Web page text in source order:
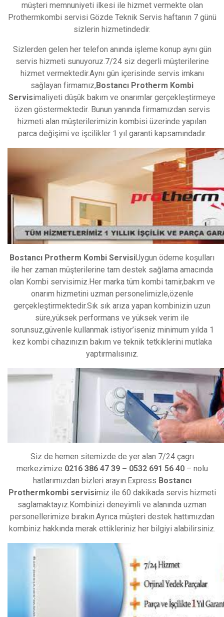
müşteri memnuniyeti ilkesi ile hizmet vermekte olan
Prothermkombi servisi Gözde Teknik Servis haftanın 7 günü
sizlerin hizmetindedir.
Sizlerden gelen her telefon anında işleme konup aynı gün
servis hizmeti sunuyoruz.7/24 siz degerli müşterilerine
hizmet vermektedir.Aynı gün içerisinde servis imkanı
sağlayan firmamız,Bostancı Protherm Kombi
Servisimaliyeti düşük bakım ve onarımlar gerçekleştirmeye
özen göstermektedir. Bunun yanında firmamızdan servis
hizmeti alan müşterilerimizin kombisi üzerinde yapılan
parca değişimi ve işcilikler 1 yıl garanti kapsamındadır.
Bostancı Protherm Kombi ServisiUygun ödeme koşulları
ile her zaman müşterilerine tam destek sağlama amacında
olan Kombi servisimiz.Her marka tüm kombi tamir,bakım ve
onarım hizmetini uzman personelimizle,özenle
gerçekleştirmektedir.Sık sık arıza yapan kombinizin uzun
süre,yüksek performans ve yüksek verim ile
sorunsuz,güvenle kullanmak istiyor’iseniz minimum yılda 1
kez kombi cihazınızın bakım ve teknik tetkiklerini mutlaka
yaptırmalısınız.
Siz de hemen sitemizde de yer alan 7/24 çagrı
merkezimize 0216 386 47 39 – 0532 691 56 40 – nolu
hatlarımızdan bizleri arayın.Express Bostancı
Prothermkombi servisimiz ile 60 dakikada servis hizmeti
saglamaktayız.Kombinizi deneyimli ve alanında uzman
personellerimize bırakın.Ayrıca müşteri destek hattımızdan
kombiniz hakkında merak ettikleriniz her bilgiyi alabilirsiniz.